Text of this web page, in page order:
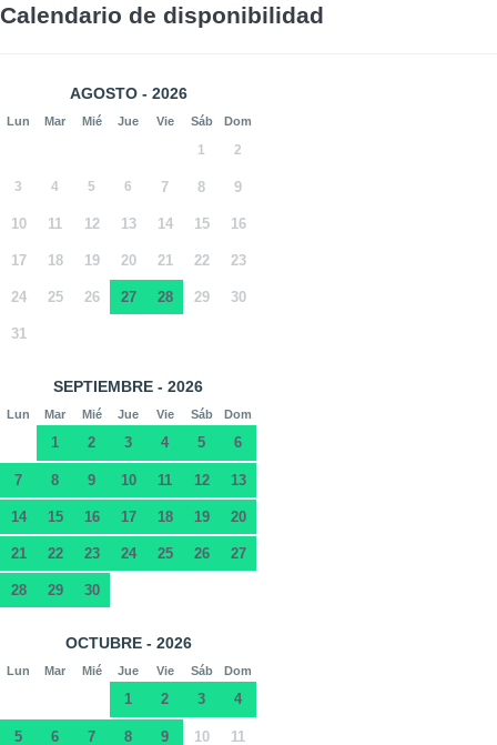
Calendario de disponibilidad
AGOSTO - 2026
Lun Mar Mié Jue Vie Sáb Dom
1 2
3 4 5 6 7 8 9
10 11 12 13 14 15 16
17 18 19 20 21 22 23
24 25 26 27 28 29 30
31
SEPTIEMBRE - 2026
Lun Mar Mié Jue Vie Sáb Dom
1 2 3 4 5 6
7 8 9 10 11 12 13
14 15 16 17 18 19 20
21 22 23 24 25 26 27
28 29 30
OCTUBRE - 2026
Lun Mar Mié Jue Vie Sáb Dom
1 2 3 4
5 6 7 8 9 10 11